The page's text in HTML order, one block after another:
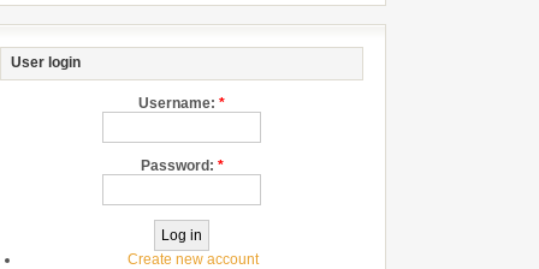
User login
Username: *
Password: *
Create new account